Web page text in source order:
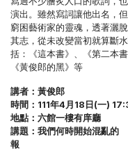
演出。雖然寫詞讓他出名，
窮困藝術家的靈魂，透著灑
其志，從未改變當初就算斷
括：《這本書》、《第二本
《黃俊郎的黑》等
講者：黃俊郎
時間：111年4月18日(一)
地點：六館一樓有庠廳
講題：我們何時開始混亂的
報